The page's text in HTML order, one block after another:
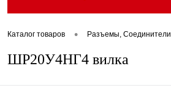
Каталог товаров • Разъемы, Соединители
ШР20У4НГ4 вилка